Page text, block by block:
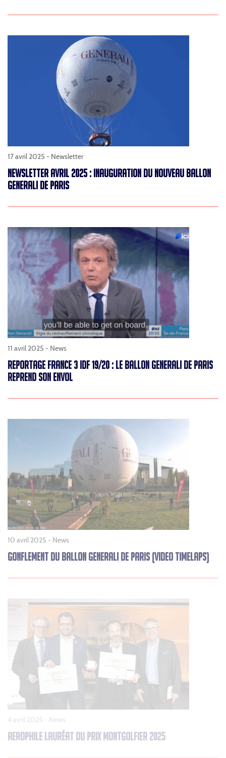
17 avril 2025 - Newsletter
NEWSLETTER AVRIL 2025 : INAUGURATION DU NOUVEAU BALLON
GENERALI DE PARIS
11 avril 2025 - News
REPORTAGE FRANCE 3 IDF 19/20 : LE BALLON GENERALI DE PARIS
REPREND SON ENVOL
10 avril 2025 - News
GONFLEMENT DU BALLON GENERALI DE PARIS (VIDEO TIMELAPS)
4 avril 2025 - News
AEROPHILE LAURÉAT DU PRIX MONTGOLFIER 2025